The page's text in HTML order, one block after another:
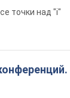
точки над "i"